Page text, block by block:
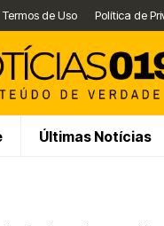
Termos de Uso Política de
Últimas Notícias